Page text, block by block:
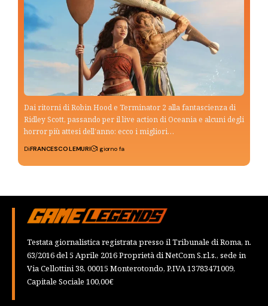
Dai ritorni di Robin Hood e Terminator 2 alla fantascienza di
Ridley Scott, passando per il live action di Oceania e alcuni degli
horror più attesi dell’anno: ecco i migliori…
DiFRANCESCO LEMURI 1 giorno fa
Testata giornalistica registrata presso il Tribunale di Roma, n.
63/2016 del 5 Aprile 2016 Proprietà di NetCom S.r.l.s., sede in
Via Cellottini 38, 00015 Monterotondo, P.IVA 13783471009,
Capitale Sociale 100,00€